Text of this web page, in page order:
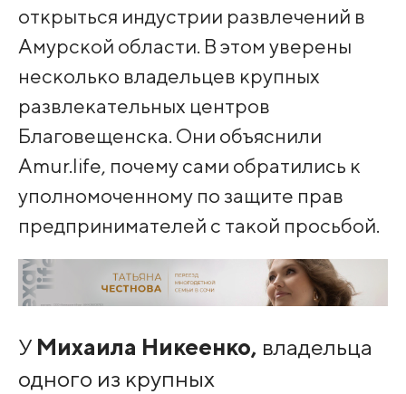
открыться индустрии развлечений в
Амурской области. В этом уверены
несколько владельцев крупных
развлекательных центров
Благовещенска. Они объяснили
Amur.life, почему сами обратились к
уполномоченному по защите прав
предпринимателей с такой просьбой.
У Михаила Никеенко, владельца
одного из крупных